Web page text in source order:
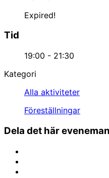
Expired!
Tid
19:00 - 21:30
Kategori
Alla aktiviteter
Föreställningar
Dela det här